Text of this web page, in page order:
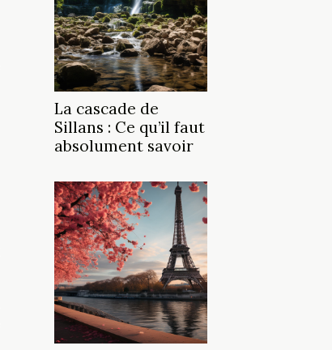
La cascade de
Sillans : Ce qu’il faut
absolument savoir